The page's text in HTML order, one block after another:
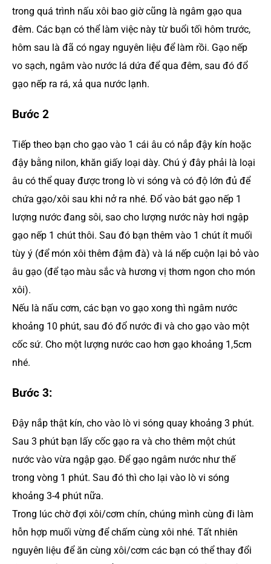
trong quá trình nấu xôi bao giờ cũng là ngâm gạo qua
đêm. Các bạn có thể làm việc này từ buổi tối hôm trước,
hôm sau là đã có ngay nguyên liệu để làm rồi. Gạo nếp
vo sạch, ngâm vào nước lá dứa để qua đêm, sau đó đổ
gạo nếp ra rá, xả qua nước lạnh.
Bước 2
Tiếp theo bạn cho gạo vào 1 cái âu có nắp đậy kín hoặc
đậy bằng nilon, khăn giấy loại dày. Chú ý đây phải là loại
âu có thể quay được trong lò vi sóng và có độ lớn đủ để
chứa gạo/xôi sau khi nở ra nhé. Đổ vào bát gạo nếp 1
lượng nước đang sôi, sao cho lượng nước này hơi ngập
gạo nếp 1 chút thôi. Sau đó bạn thêm vào 1 chút ít muối
tùy ý (để món xôi thêm đậm đà) và lá nếp cuộn lại bỏ vào
âu gạo (để tạo màu sắc và hương vị thơm ngon cho món
xôi).
Nếu là nấu cơm, các bạn vo gạo xong thì ngâm nước
khoảng 10 phút, sau đó đổ nước đi và cho gạo vào một
cốc sứ. Cho một lượng nước cao hơn gạo khoảng 1,5cm
nhé.
Bước 3:
Đậy nắp thật kín, cho vào lò vi sóng quay khoảng 3 phút.
Sau 3 phút bạn lấy cốc gạo ra và cho thêm một chút
nước vào vừa ngập gạo. Để gạo ngâm nước như thế
trong vòng 1 phút. Sau đó thì cho lại vào lò vi sóng
khoảng 3-4 phút nữa.
Trong lúc chờ đợi xôi/cơm chín, chúng mình cùng đi làm
hỗn hợp muối vừng để chấm cùng xôi nhé. Tất nhiên
nguyên liệu để ăn cùng xôi/cơm các bạn có thể thay đổi